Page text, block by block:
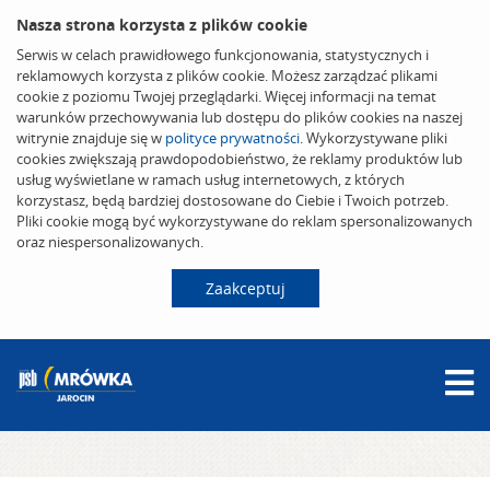
Nasza strona korzysta z plików cookie
Serwis w celach prawidłowego funkcjonowania, statystycznych i
reklamowych korzysta z plików cookie. Możesz zarządzać plikami
cookie z poziomu Twojej przeglądarki. Więcej informacji na temat
warunków przechowywania lub dostępu do plików cookies na naszej
witrynie znajduje się w polityce prywatności. Wykorzystywane pliki
cookies zwiększają prawdopodobieństwo, że reklamy produktów lub
usług wyświetlane w ramach usług internetowych, z których
korzystasz, będą bardziej dostosowane do Ciebie i Twoich potrzeb.
Pliki cookie mogą być wykorzystywane do reklam spersonalizowanych
oraz niespersonalizowanych.
Zaakceptuj